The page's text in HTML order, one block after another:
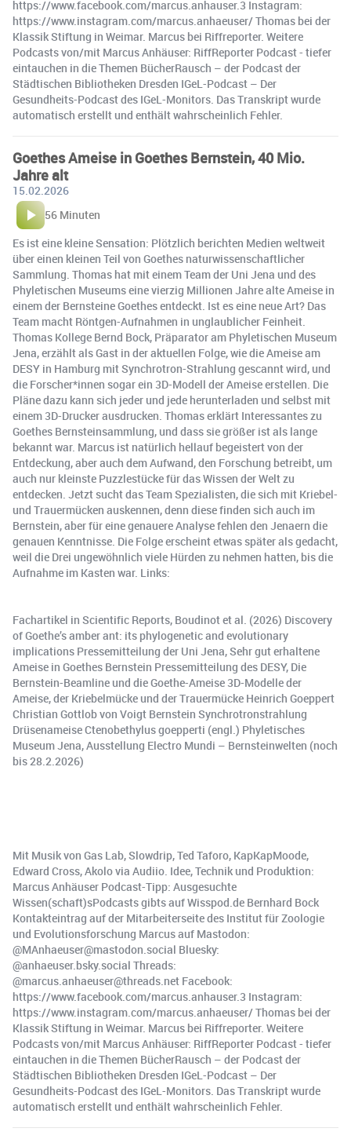
https://www.facebook.com/marcus.anhauser.3 Instagram:
https://www.instagram.com/marcus.anhaeuser/ Thomas bei der
Klassik Stiftung in Weimar. Marcus bei Riffreporter. Weitere
Podcasts von/mit Marcus Anhäuser: RiffReporter Podcast - tiefer
eintauchen in die Themen BücherRausch – der Podcast der
Städtischen Bibliotheken Dresden IGeL-Podcast – Der
Gesundheits-Podcast des IGeL-Monitors. Das Transkript wurde
automatisch erstellt und enthält wahrscheinlich Fehler.
Goethes Ameise in Goethes Bernstein, 40 Mio.
Jahre alt
15.02.2026
56 Minuten
Es ist eine kleine Sensation: Plötzlich berichten Medien weltweit
über einen kleinen Teil von Goethes naturwissenschaftlicher
Sammlung. Thomas hat mit einem Team der Uni Jena und des
Phyletischen Museums eine vierzig Millionen Jahre alte Ameise in
einem der Bernsteine Goethes entdeckt. Ist es eine neue Art? Das
Team macht Röntgen-Aufnahmen in unglaublicher Feinheit.
Thomas Kollege Bernd Bock, Präparator am Phyletischen Museum
Jena, erzählt als Gast in der aktuellen Folge, wie die Ameise am
DESY in Hamburg mit Synchrotron-Strahlung gescannt wird, und
die Forscher*innen sogar ein 3D-Modell der Ameise erstellen. Die
Pläne dazu kann sich jeder und jede herunterladen und selbst mit
einem 3D-Drucker ausdrucken. Thomas erklärt Interessantes zu
Goethes Bernsteinsammlung, und dass sie größer ist als lange
bekannt war. Marcus ist natürlich hellauf begeistert von der
Entdeckung, aber auch dem Aufwand, den Forschung betreibt, um
auch nur kleinste Puzzlestücke für das Wissen der Welt zu
entdecken. Jetzt sucht das Team Spezialisten, die sich mit Kriebel-
und Trauermücken auskennen, denn diese finden sich auch im
Bernstein, aber für eine genauere Analyse fehlen den Jenaern die
genauen Kenntnisse. Die Folge erscheint etwas später als gedacht,
weil die Drei ungewöhnlich viele Hürden zu nehmen hatten, bis die
Aufnahme im Kasten war. Links:
Fachartikel in Scientific Reports, Boudinot et al. (2026) Discovery
of Goethe’s amber ant: its phylogenetic and evolutionary
implications Pressemitteilung der Uni Jena, Sehr gut erhaltene
Ameise in Goethes Bernstein Pressemitteilung des DESY, Die
Bernstein-Beamline und die Goethe-Ameise 3D-Modelle der
Ameise, der Kriebelmücke und der Trauermücke Heinrich Goeppert
Christian Gottlob von Voigt Bernstein Synchrotronstrahlung
Drüsenameise Ctenobethylus goepperti (engl.) Phyletisches
Museum Jena, Ausstellung Electro Mundi – Bernsteinwelten (noch
bis 28.2.2026)
Mit Musik von Gas Lab, Slowdrip, Ted Taforo, KapKapMoode,
Edward Cross, Akolo via Audiio. Idee, Technik und Produktion:
Marcus Anhäuser Podcast-Tipp: Ausgesuchte
Wissen(schaft)sPodcasts gibts auf Wisspod.de Bernhard Bock
Kontakteintrag auf der Mitarbeiterseite des Institut für Zoologie
und Evolutionsforschung Marcus auf Mastodon:
@MAnhaeuser@mastodon.social Bluesky:
@anhaeuser.bsky.social Threads:
@marcus.anhaeuser@threads.net Facebook:
https://www.facebook.com/marcus.anhauser.3 Instagram:
https://www.instagram.com/marcus.anhaeuser/ Thomas bei der
Klassik Stiftung in Weimar. Marcus bei Riffreporter. Weitere
Podcasts von/mit Marcus Anhäuser: RiffReporter Podcast - tiefer
eintauchen in die Themen BücherRausch – der Podcast der
Städtischen Bibliotheken Dresden IGeL-Podcast – Der
Gesundheits-Podcast des IGeL-Monitors. Das Transkript wurde
automatisch erstellt und enthält wahrscheinlich Fehler.